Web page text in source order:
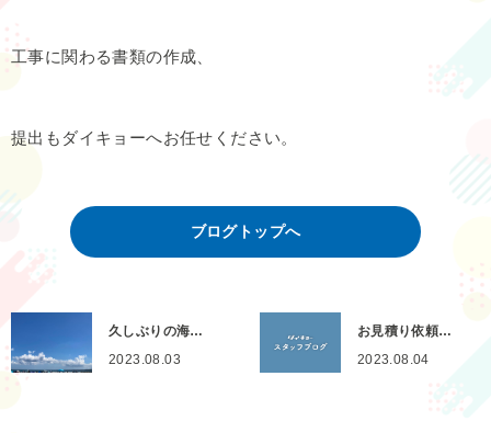
工事に関わる書類の作成、
提出もダイキョーへお任せください。
ブログトップへ
久しぶりの海…
2023.08.03
お見積り依頼…
2023.08.04